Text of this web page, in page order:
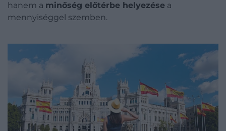
hanem a minőség előtérbe helyezése a
mennyiséggel szemben.